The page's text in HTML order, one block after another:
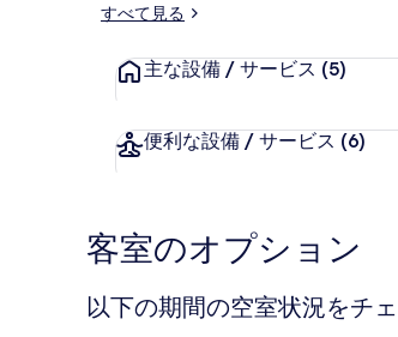
すべて見る
主な設備 / サービス (5)
便利な設備 / サービス (6)
客室のオプション
以下の期間の空室状況をチ